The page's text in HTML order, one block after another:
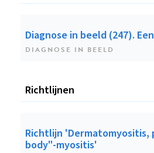
Diagnose in beeld (247).
DIAGNOSE IN BEELD
Richtlijnen
Richtlijn 'Dermatomyositis,
body"-myositis'